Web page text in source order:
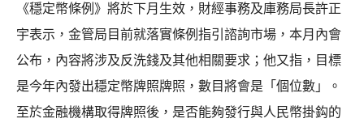
《穩定幣條例》將於下月生效，財經事務及庫務局長許正
宇表示，金管局目前就落實條例指引諮詢市場，本月內會
公布，內容將涉及反洗錢及其他相關要求；他又指，目標
是今年內發出穩定幣牌照牌照，數目將會是「個位數」。
至於金融機構取得牌照後，是否能夠發行與人民幣掛鈎的